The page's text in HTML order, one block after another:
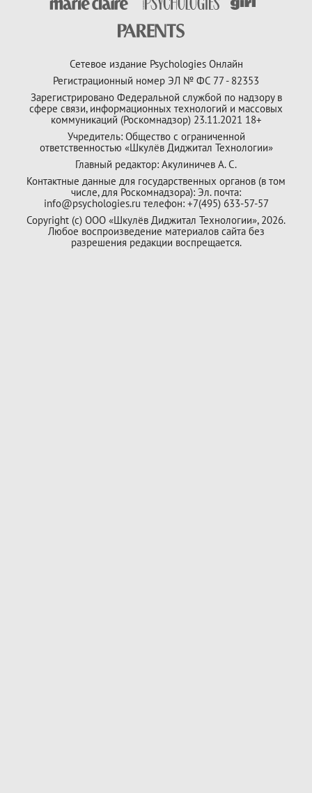
Сетевое издание Psychologies Онлайн
Регистрационный номер ЭЛ № ФС 77 - 82353
Зарегистрировано Федеральной службой по надзору в
сфере связи, информационных технологий и массовых
коммуникаций (Роскомнадзор) 23.11.2021 18+
Учредитель: Общество с ограниченной
ответственностью «Шкулёв Диджитал Технологии»
Главный редактор: Акулиничев А. С.
Контактные данные для государственных органов (в том
числе, для Роскомнадзора): Эл. почта:
info@psychologies.ru телефон: +7(495) 633-57-57
Copyright (с) ООО «Шкулёв Диджитал Технологии», 2026.
Любое воспроизведение материалов сайта без
разрешения редакции воспрещается.